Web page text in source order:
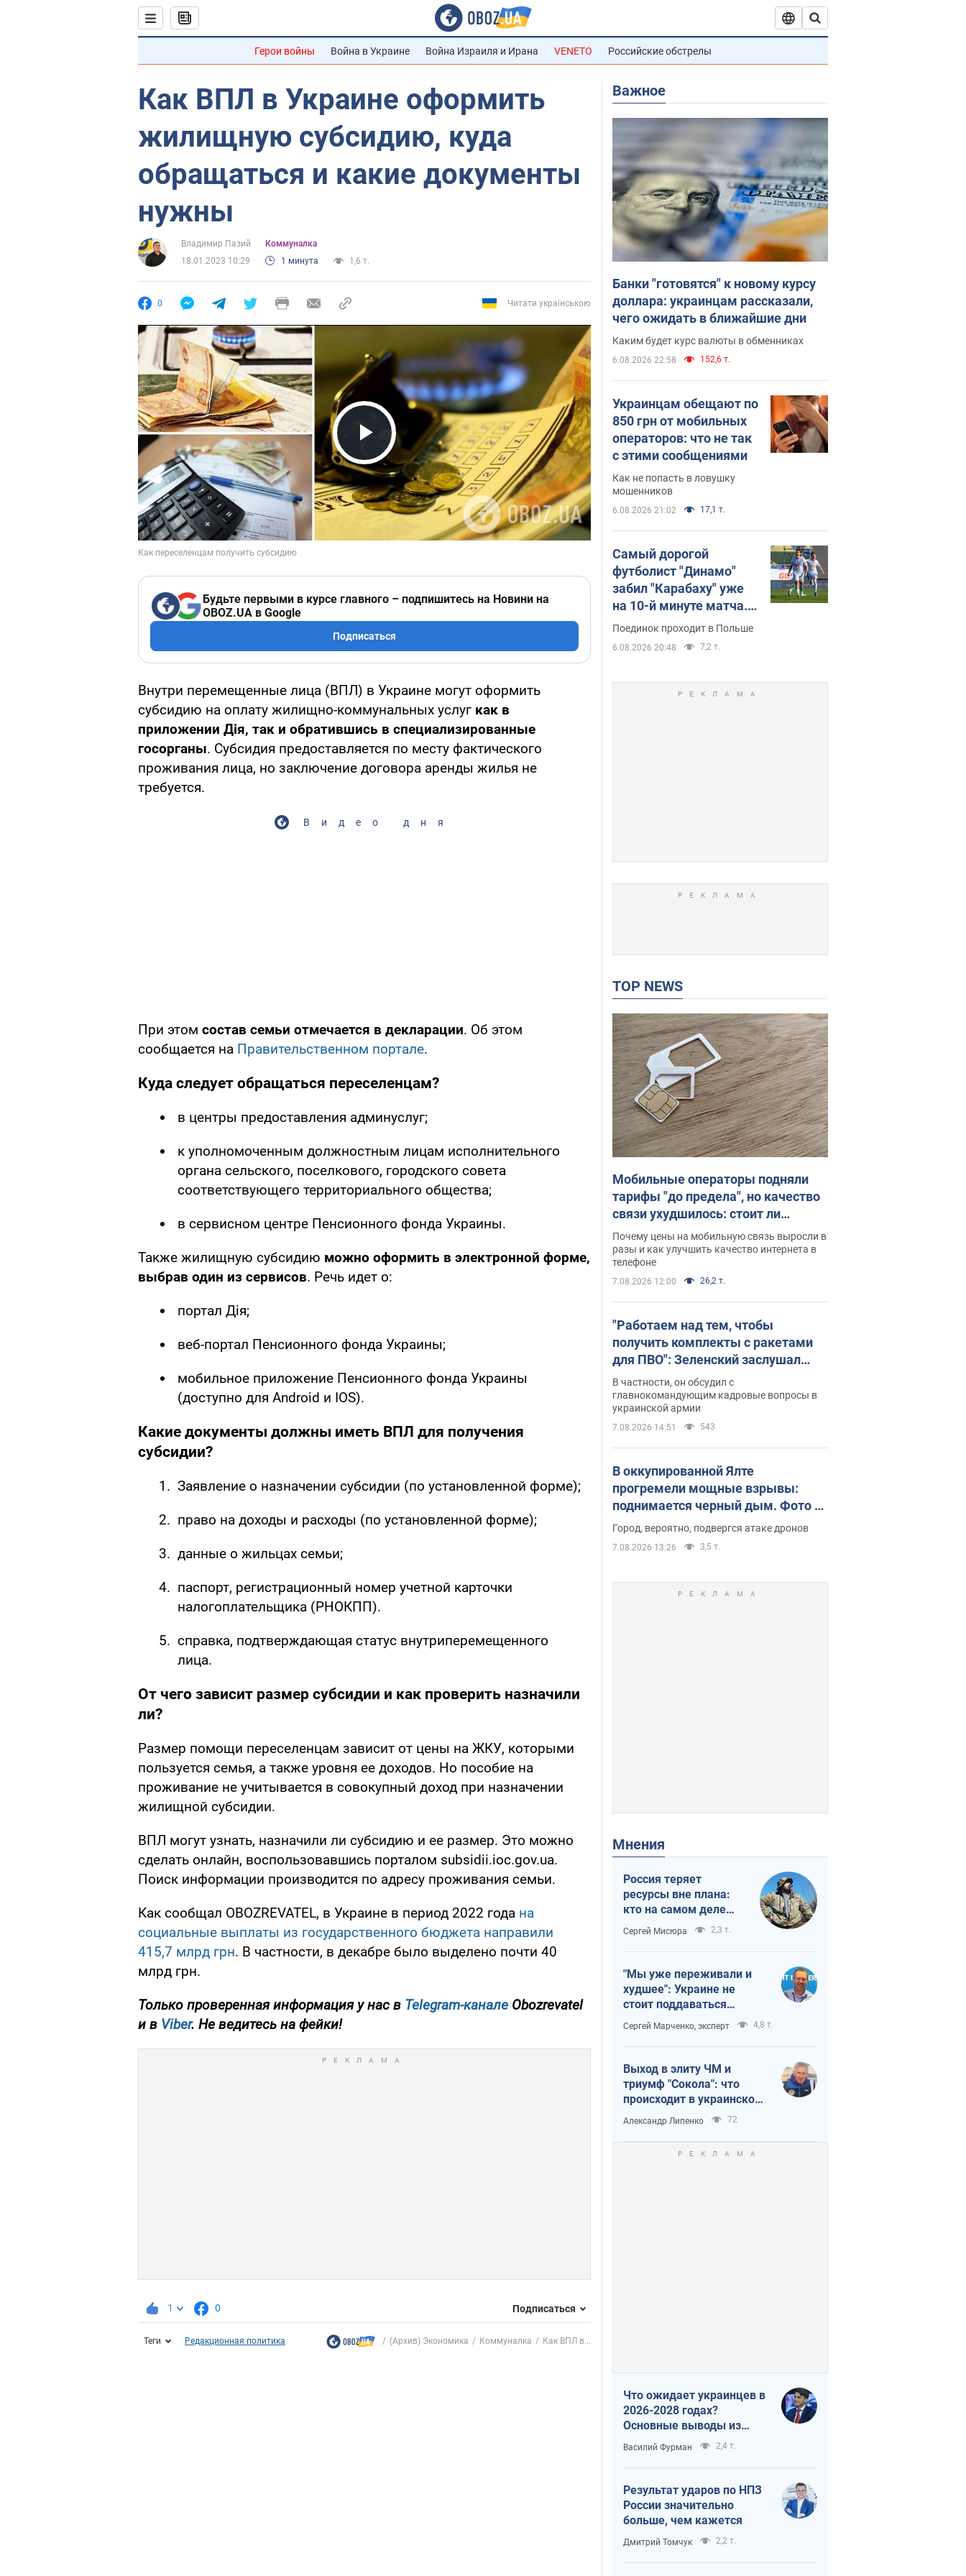
Герои войны Война в Украине Война Израиля и Ирана VENETO Российские обстрелы
Как ВПЛ в Украине оформить
жилищную субсидию, куда
обращаться и какие документы
нужны
Владимир Пазий
Коммуналка
18.01.2023 10:29
1 минута 1,6 т.
0 Читати українською
Play Video
Будьте первыми в курсе главного – подпишитесь на Новини на
OBOZ.UA в Google
Подписаться
Внутри перемещенные лица (ВПЛ) в Украине могут оформить
субсидию на оплату жилищно-коммунальных услуг как в
приложении Дія, так и обратившись в специализированные
госорганы. Субсидия предоставляется по месту фактического
проживания лица, но заключение договора аренды жилья не
требуется.
Видео дня
При этом состав семьи отмечается в декларации. Об этом
сообщается на Правительственном портале.
Куда следует обращаться переселенцам?
в центры предоставления админуслуг;
к уполномоченным должностным лицам исполнительного
органа сельского, поселкового, городского совета
соответствующего территориального общества;
в сервисном центре Пенсионного фонда Украины.
Также жилищную субсидию можно оформить в электронной форме,
выбрав один из сервисов. Речь идет о:
портал Дія;
веб-портал Пенсионного фонда Украины;
мобильное приложение Пенсионного фонда Украины
(доступно для Android и IOS).
Какие документы должны иметь ВПЛ для получения
субсидии?
Заявление о назначении субсидии (по установленной форме);
право на доходы и расходы (по установленной форме);
данные о жильцах семьи;
паспорт, регистрационный номер учетной карточки
налогоплательщика (РНОКПП).
справка, подтверждающая статус внутриперемещенного
лица.
От чего зависит размер субсидии и как проверить назначили
ли?
Размер помощи переселенцам зависит от цены на ЖКУ, которыми
пользуется семья, а также уровня ее доходов. Но пособие на
проживание не учитывается в совокупный доход при назначении
жилищной субсидии.
ВПЛ могут узнать, назначили ли субсидию и ее размер. Это можно
сделать онлайн, воспользовавшись порталом subsidii.ioc.gov.ua.
Поиск информации производится по адресу проживания семьи.
Как сообщал OBOZREVATEL, в Украине в период 2022 года на
социальные выплаты из государственного бюджета направили
415,7 млрд грн. В частности, в декабре было выделено почти 40
млрд грн.
Только проверенная информация у нас в Telegram-канале Obozrevatel
и в Viber. Не ведитесь на фейки!
1 0 Подписаться
Теги Редакционная политика (Архив) Экономика Коммуналка Как ВПЛ в...
Важное
Банки "готовятся" к новому курсу
доллара: украинцам рассказали,
чего ожидать в ближайшие дни
Каким будет курс валюты в обменниках
6.08.2026 22:58 152,6 т.
Украинцам обещают по
850 грн от мобильных
операторов: что не так
с этими сообщениями
Как не попасть в ловушку
мошенников
6.08.2026 21:02 17,1 т.
Самый дорогой
футболист "Динамо"
забил "Карабаху" уже
на 10-й минуте матча.
Видео
Поединок проходит в Польше
6.08.2026 20:48 7,2 т.
TOP NEWS
Мобильные операторы подняли
тарифы "до предела", но качество
связи ухудшилось: стоит ли
жаловаться на цены
Почему цены на мобильную связь выросли в
разы и как улучшить качество интернета в
телефоне
7.08.2026 12:00 26,2 т.
"Работаем над тем, чтобы
получить комплекты с ракетами
для ПВО": Зеленский заслушал
доклад Драпатого и объявил о
новых мерах
В частности, он обсудил с
главнокомандующим кадровые вопросы в
украинской армии
7.08.2026 14:51 543
В оккупированной Ялте
прогремели мощные взрывы:
поднимается черный дым. Фото и
видео
Город, вероятно, подвергся атаке дронов
7.08.2026 13:26 3,5 т.
Мнения
Россия теряет
ресурсы вне плана:
кто на самом деле
диктует темп войны
Сергей Мисюра 2,3 т.
"Мы уже переживали и
худшее": Украине не
стоит поддаваться
отчаянию из-за
ракетного террора
Сергей Марченко, эксперт 4,8 т.
Выход в элиту ЧМ и
триумф "Сокола": что
происходит в украинском
хоккее
Александр Липенко 72
Что ожидает украинцев в
2026-2028 годах?
Основные выводы из
новых прогнозов от НБУ
Василий Фурман 2,4 т.
Результат ударов по НПЗ
России значительно
больше, чем кажется
Дмитрий Томчук 2,2 т.